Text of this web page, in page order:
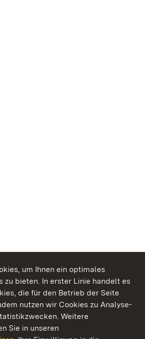
um Ihnen ein optimales
zu bieten. In erster Linie handelt es
die für den Betrieb der Seite
nutzen wir Cookies zu Analyse-
Weitere
Sie in unseren
Genießen.